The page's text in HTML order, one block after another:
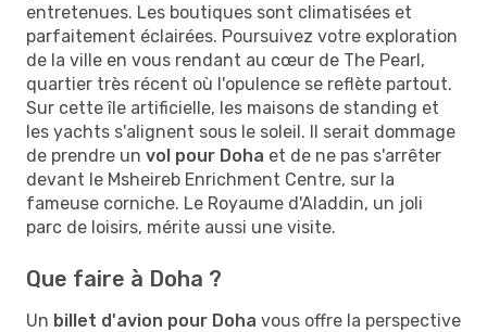
entretenues. Les boutiques sont climatisées et
parfaitement éclairées. Poursuivez votre exploration
de la ville en vous rendant au cœur de The Pearl,
quartier très récent où l'opulence se reflète partout.
Sur cette île artificielle, les maisons de standing et
les yachts s'alignent sous le soleil. Il serait dommage
de prendre un vol pour Doha et de ne pas s'arrêter
devant le Msheireb Enrichment Centre, sur la
fameuse corniche. Le Royaume d'Aladdin, un joli
parc de loisirs, mérite aussi une visite.
Que faire à Doha ?
Un billet d'avion pour Doha vous offre la perspective